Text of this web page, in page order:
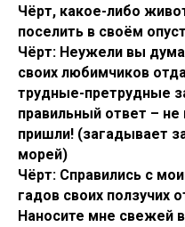
Чёрт, какое-либо
поселить в своём
Чёрт: Неужели вы
своих любимчиков
трудные-претрудные
правильный ответ – не
пришли! (загадывает
морей)
Чёрт: Справились с
гадов своих ползучих
Наносите мне свежей